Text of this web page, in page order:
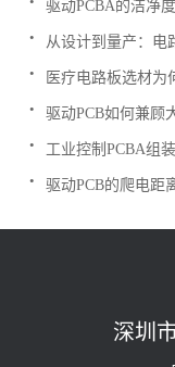
驱动PCBA的洁净
从设计到量产：电
.
医疗电路板选材为
.
驱动PCB如何兼顾
.
工业控制PCBA组
.
驱动PCB的爬电距
.
深圳